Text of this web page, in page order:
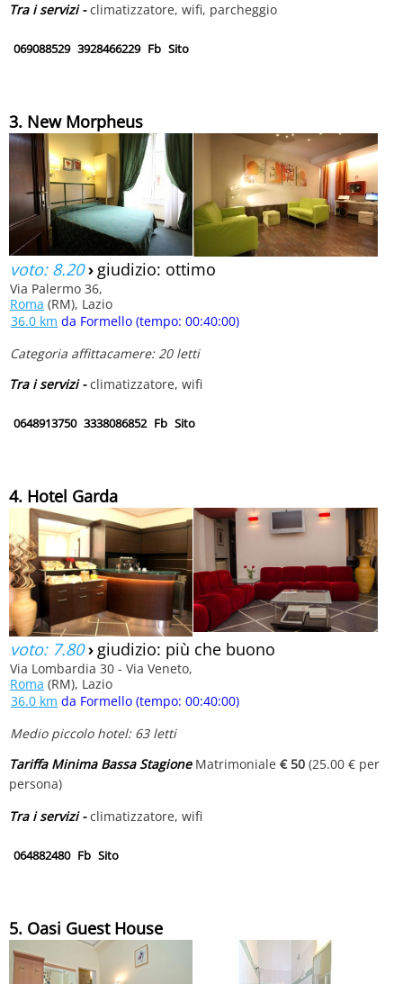
Tra i servizi -climatizzatore, wifi, parcheggio
069088529 3928466229 Fb Sito
3. New Morpheus
voto: 8.20› giudizio: ottimo
Via Palermo 36,
Roma (RM), Lazio
36.0 km da Formello (tempo: 00:40:00)
Categoria affittacamere: 20 letti
Tra i servizi -climatizzatore, wifi
0648913750 3338086852 Fb Sito
4. Hotel Garda
voto: 7.80› giudizio: più che buono
Via Lombardia 30 - Via Veneto,
Roma (RM), Lazio
36.0 km da Formello (tempo: 00:40:00)
Medio piccolo hotel: 63 letti
Tariffa Minima Bassa StagioneMatrimoniale € 50 (25.00 € per
persona)
Tra i servizi -climatizzatore, wifi
064882480 Fb Sito
5. Oasi Guest House